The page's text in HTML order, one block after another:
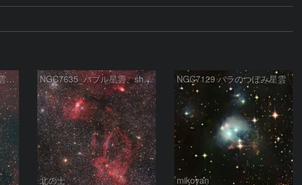
M52 NGC7635 バブル星雲 Sh2-159 カシオペア座 NGC7635_バブル星雲、sh2-157_くわがた星雲
北の士
NGC7129 バラのつぼみ星雲
mikoyan